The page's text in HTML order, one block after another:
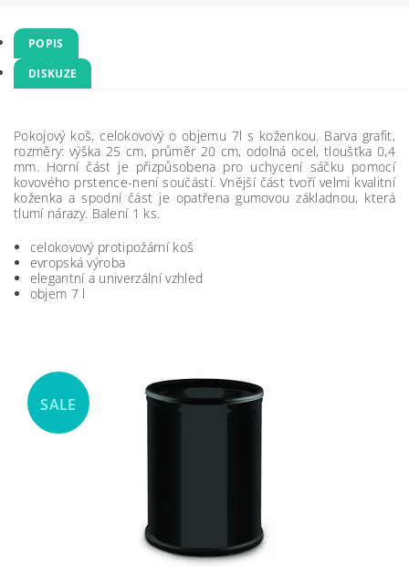
POPIS
DISKUZE
Pokojový koš, celokovový o objemu 7l s koženkou. Barva grafit,
rozměry: výška 25 cm, průměr 20 cm, odolná ocel, tloušťka 0,4
mm. Horní část je přizpůsobena pro uchycení sáčku pomocí
kovového prstence-není součástí. Vnější část tvoří velmi kvalitní
koženka a spodní část je opatřena gumovou základnou, která
tlumí nárazy. Balení 1 ks.
celokovový protipožární koš
evropská výroba
elegantní a univerzální vzhled
objem 7 l
SALE